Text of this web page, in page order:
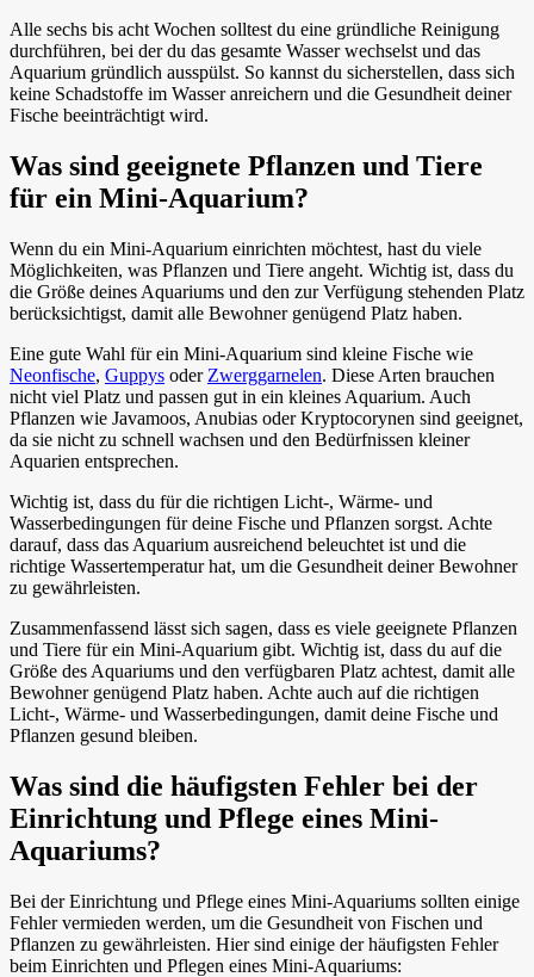
Alle sechs bis acht Wochen solltest du eine gründliche Reinigung
durchführen, bei der du das gesamte Wasser wechselst und das
Aquarium gründlich ausspülst. So kannst du sicherstellen, dass sich
keine Schadstoffe im Wasser anreichern und die Gesundheit deiner
Fische beeinträchtigt wird.
Was sind geeignete Pflanzen und Tiere
für ein Mini-Aquarium?
Wenn du ein Mini-Aquarium einrichten möchtest, hast du viele
Möglichkeiten, was Pflanzen und Tiere angeht. Wichtig ist, dass du
die Größe deines Aquariums und den zur Verfügung stehenden Platz
berücksichtigst, damit alle Bewohner genügend Platz haben.
Eine gute Wahl für ein Mini-Aquarium sind kleine Fische wie
Neonfische, Guppys oder Zwerggarnelen. Diese Arten brauchen
nicht viel Platz und passen gut in ein kleines Aquarium. Auch
Pflanzen wie Javamoos, Anubias oder Kryptocorynen sind geeignet,
da sie nicht zu schnell wachsen und den Bedürfnissen kleiner
Aquarien entsprechen.
Wichtig ist, dass du für die richtigen Licht-, Wärme- und
Wasserbedingungen für deine Fische und Pflanzen sorgst. Achte
darauf, dass das Aquarium ausreichend beleuchtet ist und die
richtige Wassertemperatur hat, um die Gesundheit deiner Bewohner
zu gewährleisten.
Zusammenfassend lässt sich sagen, dass es viele geeignete Pflanzen
und Tiere für ein Mini-Aquarium gibt. Wichtig ist, dass du auf die
Größe des Aquariums und den verfügbaren Platz achtest, damit alle
Bewohner genügend Platz haben. Achte auch auf die richtigen
Licht-, Wärme- und Wasserbedingungen, damit deine Fische und
Pflanzen gesund bleiben.
Was sind die häufigsten Fehler bei der
Einrichtung und Pflege eines Mini-
Aquariums?
Bei der Einrichtung und Pflege eines Mini-Aquariums sollten einige
Fehler vermieden werden, um die Gesundheit von Fischen und
Pflanzen zu gewährleisten. Hier sind einige der häufigsten Fehler
beim Einrichten und Pflegen eines Mini-Aquariums: